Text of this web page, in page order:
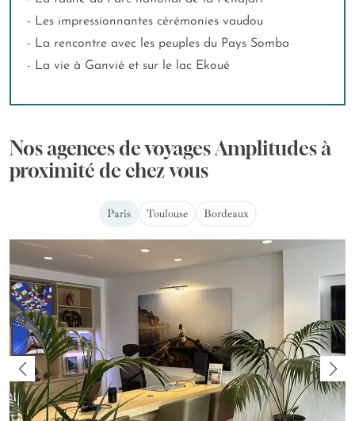
- Les impressionnantes cérémonies vaudou
- La rencontre avec les peuples du Pays Somba
- La vie à Ganvié et sur le lac Ekoué
Nos agences de voyages Amplitudes à
proximité de chez vous
Paris Toulouse Bordeaux